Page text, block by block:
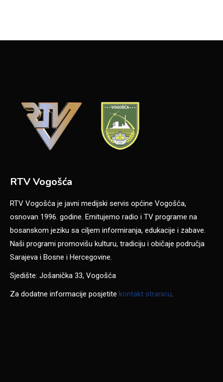
RTV Vogošća
RTV Vogošća je javni medijski servis općine Vogošća,
osnovan 1996. godine. Emitujemo radio i TV programe na
bosanskom jeziku sa ciljem informiranja, edukacije i zabave.
Naši programi promovišu kulturu, tradiciju i običaje područja
Sarajeva i Bosne i Hercegovine.
Sjedište: Jošanička 33, Vogošća
Za dodatne informacije posjetite kontakt stranicu.